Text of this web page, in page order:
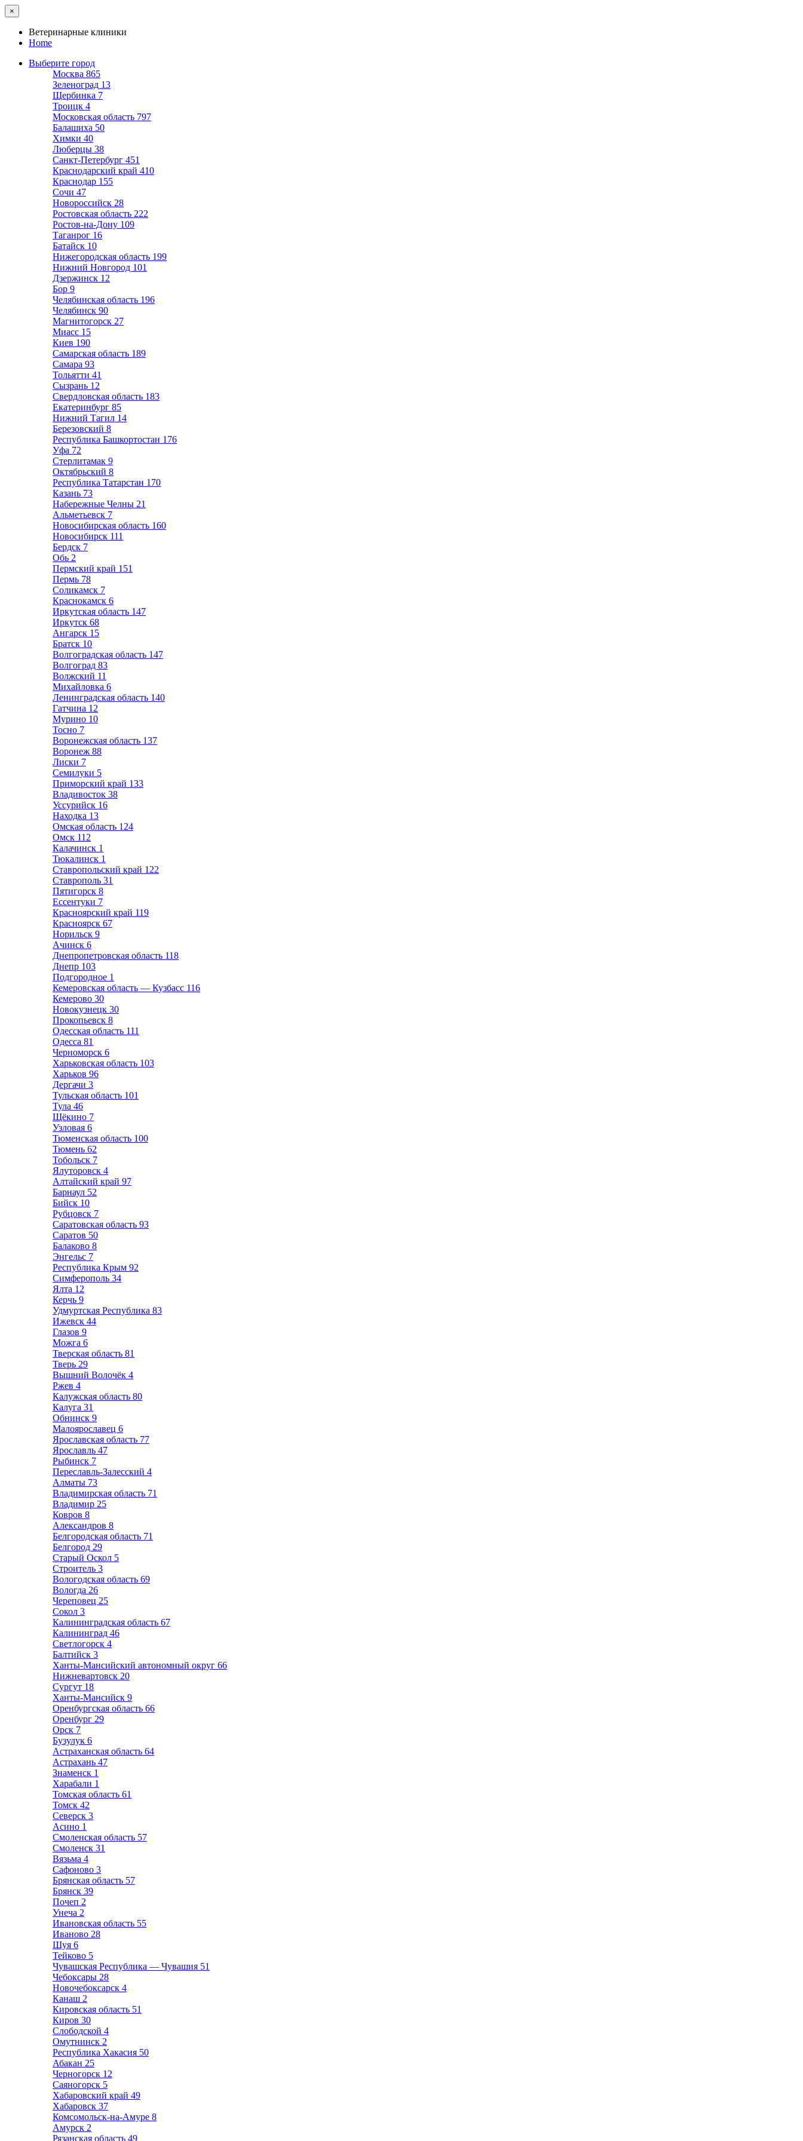
×
Ветеринарные клиники
Home
Выберите город
Москва 865
Зеленоград 13
Щербинка 7
Троицк 4
Московская область 797
Балашиха 50
Химки 40
Люберцы 38
Санкт-Петербург 451
Краснодарский край 410
Краснодар 155
Сочи 47
Новороссийск 28
Ростовская область 222
Ростов-на-Дону 109
Таганрог 16
Батайск 10
Нижегородская область 199
Нижний Новгород 101
Дзержинск 12
Бор 9
Челябинская область 196
Челябинск 90
Магнитогорск 27
Миасс 15
Киев 190
Самарская область 189
Самара 93
Тольятти 41
Сызрань 12
Свердловская область 183
Екатеринбург 85
Нижний Тагил 14
Березовский 8
Республика Башкортостан 176
Уфа 72
Стерлитамак 9
Октябрьский 8
Республика Татарстан 170
Казань 73
Набережные Челны 21
Альметьевск 7
Новосибирская область 160
Новосибирск 111
Бердск 7
Обь 2
Пермский край 151
Пермь 78
Соликамск 7
Краснокамск 6
Иркутская область 147
Иркутск 68
Ангарск 15
Братск 10
Волгоградская область 147
Волгоград 83
Волжский 11
Михайловка 6
Ленинградская область 140
Гатчина 12
Мурино 10
Тосно 7
Воронежская область 137
Воронеж 88
Лиски 7
Семилуки 5
Приморский край 133
Владивосток 38
Уссурийск 16
Находка 13
Омская область 124
Омск 112
Калачинск 1
Тюкалинск 1
Ставропольский край 122
Ставрополь 31
Пятигорск 8
Ессентуки 7
Красноярский край 119
Красноярск 67
Норильск 9
Ачинск 6
Днепропетровская область 118
Днепр 103
Подгородное 1
Кемеровская область — Кузбасс 116
Кемерово 30
Новокузнецк 30
Прокопьевск 8
Одесская область 111
Одесса 81
Черноморск 6
Харьковская область 103
Харьков 96
Дергачи 3
Тульская область 101
Тула 46
Щёкино 7
Узловая 6
Тюменская область 100
Тюмень 62
Тобольск 7
Ялуторовск 4
Алтайский край 97
Барнаул 52
Бийск 10
Рубцовск 7
Саратовская область 93
Саратов 50
Балаково 8
Энгельс 7
Республика Крым 92
Симферополь 34
Ялта 12
Керчь 9
Удмуртская Республика 83
Ижевск 44
Глазов 9
Можга 6
Тверская область 81
Тверь 29
Вышний Волочёк 4
Ржев 4
Калужская область 80
Калуга 31
Обнинск 9
Малоярославец 6
Ярославская область 77
Ярославль 47
Рыбинск 7
Переславль-Залесский 4
Алматы 73
Владимирская область 71
Владимир 25
Ковров 8
Александров 8
Белгородская область 71
Белгород 29
Старый Оскол 5
Строитель 3
Вологодская область 69
Вологда 26
Череповец 25
Сокол 3
Калининградская область 67
Калининград 46
Светлогорск 4
Балтийск 3
Ханты-Мансийский автономный округ 66
Нижневартовск 20
Сургут 18
Ханты-Мансийск 9
Оренбургская область 66
Оренбург 29
Орск 7
Бузулук 6
Астраханская область 64
Астрахань 47
Знаменск 1
Харабали 1
Томская область 61
Томск 42
Северск 3
Асино 1
Смоленская область 57
Смоленск 31
Вязьма 4
Сафоново 3
Брянская область 57
Брянск 39
Почеп 2
Унеча 2
Ивановская область 55
Иваново 28
Шуя 6
Тейково 5
Чувашская Республика — Чувашия 51
Чебоксары 28
Новочебоксарск 4
Канаш 2
Кировская область 51
Киров 30
Слободской 4
Омутнинск 2
Республика Хакасия 50
Абакан 25
Черногорск 12
Саяногорск 5
Хабаровский край 49
Хабаровск 37
Комсомольск-на-Амуре 8
Амурск 2
Рязанская область 49